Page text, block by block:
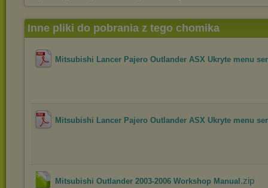
Inne pliki do pobrania z tego chomika
Mitsubishi Lancer Pajero Outlander ASX Ukryte menu
Mitsubishi Lancer Pajero Outlander ASX Ukryte menu
Mitsubishi Outlander 2003-2006 Workshop Manual .zip